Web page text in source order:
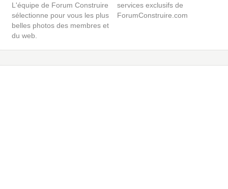
L'équipe de Forum Construire
sélectionne pour vous les plus
belles photos des membres et
du web.
services exclusifs de
ForumConstruire.com